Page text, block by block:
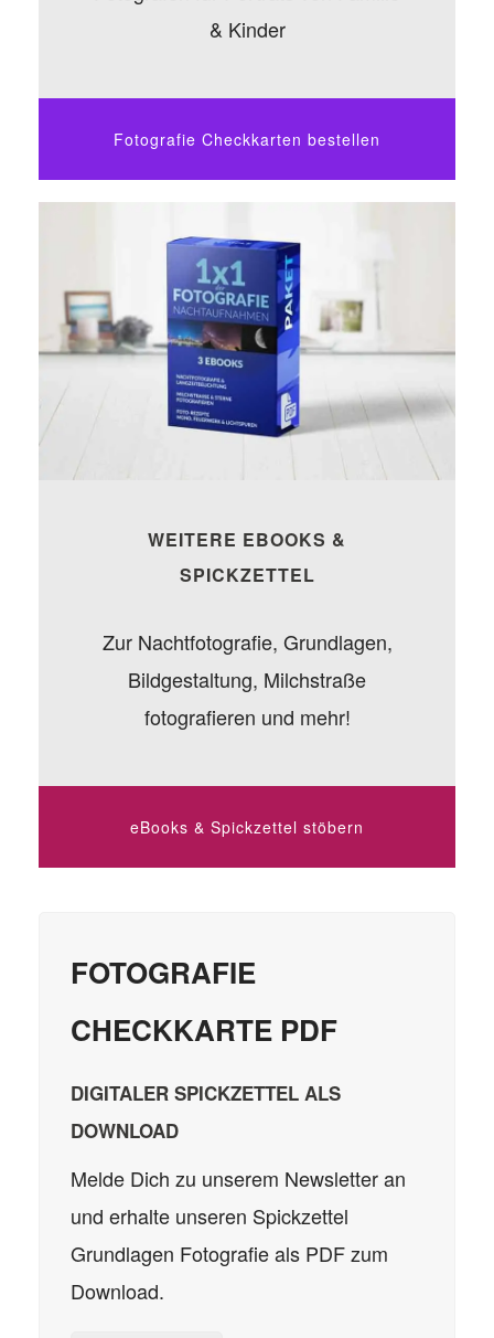
& Kinder
Fotografie Checkkarten bestellen
WEITERE EBOOKS &
SPICKZETTEL
Zur Nachtfotografie, Grundlagen,
Bildgestaltung, Milchstraße
fotografieren und mehr!
eBooks & Spickzettel stöbern
FOTOGRAFIE
CHECKKARTE PDF
DIGITALER SPICKZETTEL ALS
DOWNLOAD
Melde Dich zu unserem Newsletter an
und erhalte unseren Spickzettel
Grundlagen Fotografie als PDF zum
Download.